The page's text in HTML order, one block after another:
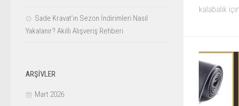
kalabalık
Sade Kravat’ın Sezon İndirimleri Nasıl
Yakalanır? Akıllı Alışveriş Rehberi
ARŞIVLER
Mart 2026